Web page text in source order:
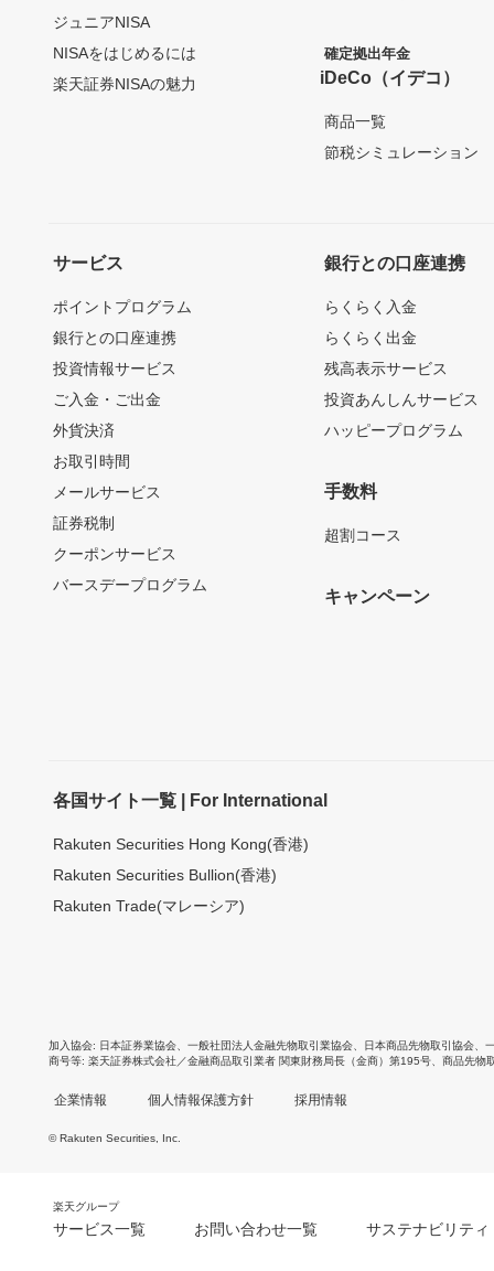
ジュニアNISA
NISAをはじめるには
楽天証券NISAの魅力
確定拠出年金
iDeCo（イデコ）
商品一覧
節税シミュレーション
サービス
ポイントプログラム
銀行との口座連携
投資情報サービス
ご入金・ご出金
外貨決済
お取引時間
メールサービス
証券税制
クーポンサービス
バースデープログラム
銀行との口座連携
らくらく入金
らくらく出金
残高表示サービス
投資あんしんサービス
ハッピープログラム
手数料
超割コース
キャンペーン
各国サイト一覧 | For International
Rakuten Securities Hong Kong(香港)
Rakuten Securities Bullion(香港)
Rakuten Trade(マレーシア)
加入協会 日本証券業協会 一般社団法人金融先物取引業協会 日本商品先物取引協会
商号等 楽天証券株式会社／金融商品取引業者 関東財務局長（金商）第195号、商品先物
企業情報 個人情報保護方針 採用情報
© Rakuten Securities, Inc.
楽天グループ
サービス一覧 お問い合わせ一覧 サステナビリティ